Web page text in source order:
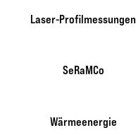
Laser-Profilmessungen
SeRaMCo
Wärmeenergie